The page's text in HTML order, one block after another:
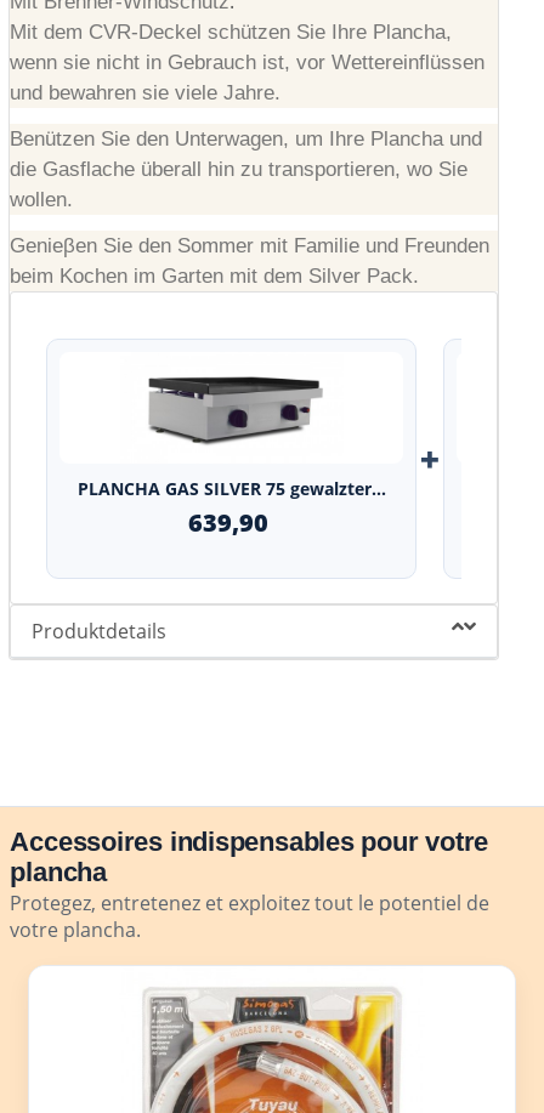
Mit dem CVR-Deckel schützen Sie Ihre Plancha,
wenn sie nicht in Gebrauch ist, vor Wettereinflüssen
und bewahren sie viele Jahre.
Benützen Sie den Unterwagen, um Ihre Plancha und
die Gasflache überall hin zu transportieren, wo Sie
wollen.
Genieβen Sie den Sommer mit Familie und Freunden
beim Kochen im Garten mit dem Silver Pack.
PLANCHA GAS SILVER 75 gewalzter...
639,90
+
Produktdetails
Accessoires indispensables pour votre
plancha
Protegez, entretenez et exploitez tout le potentiel de
votre plancha.